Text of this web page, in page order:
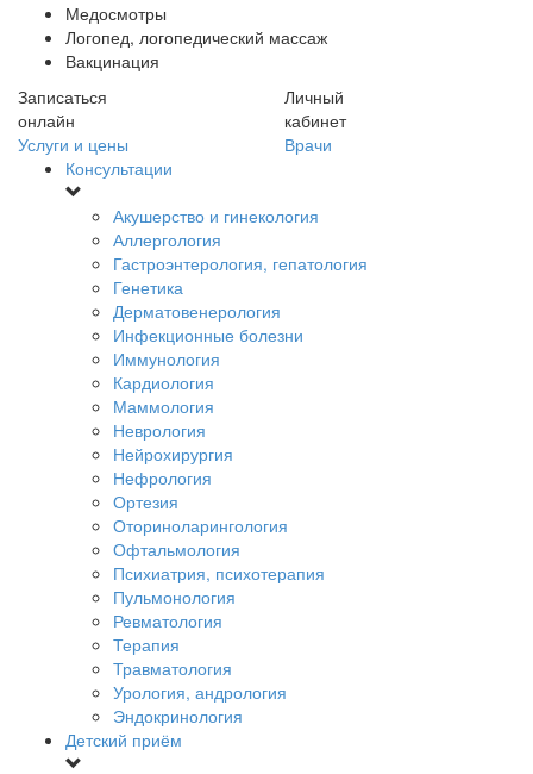
Медосмотры
Логопед, логопедический массаж
Вакцинация
Записаться
онлайн
Личный
кабинет
Услуги и цены
Врачи
Консультации
Акушерство и гинекология
Аллергология
Гастроэнтерология, гепатология
Генетика
Дерматовенерология
Инфекционные болезни
Иммунология
Кардиология
Маммология
Неврология
Нейрохирургия
Нефрология
Ортезия
Оториноларингология
Офтальмология
Психиатрия, психотерапия
Пульмонология
Ревматология
Терапия
Травматология
Урология, андрология
Эндокринология
Детский приём